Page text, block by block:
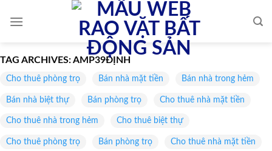
TAG ARCHIVES:AMP39ĐỊNH
Cho thuê phòng trọ Bán nhà mặt tiền Bán nhà trong hẻm
Bán nhà biệt thự Bán phòng trọ Cho thuê nhà mặt tiền
Cho thuê nhà trong hẻm Cho thuê biệt thự
Cho thuê phòng trọ Bán phòng trọ Cho thuê nhà mặt tiền